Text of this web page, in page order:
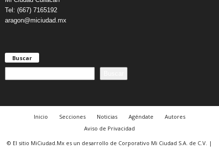
Tel: (667) 7165192
aragon@miciudad.mx
Buscar
u
Inicio Secciones Noticias Agéndate
Autores
Aviso de Privacidad
© El sitio MiCiudad.Mx es un desarrollo de Corporativo Mi Ciudad S.A. de C.V. |